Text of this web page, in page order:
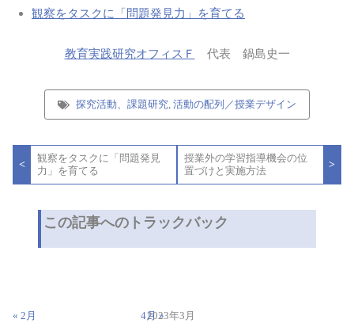
観察をタスクに「問題発見力」を育てる
教育実践研究オフィスＦ 代表 鍋島史一
探究活動、課題研究, 活動の配列／授業デザイン
稿
ビ
<
観察をタスクに「問題発見
力」を育てる
授業外の学習指導機会の位
置づけと実施方法
>
この記事へのトラックバック
2023年3月
« 2月 4月 »